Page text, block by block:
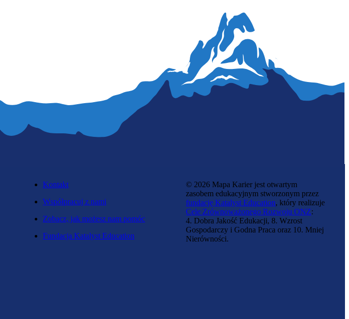
Kontakt
Współpracuj z nami
Zobacz, jak możesz nam pomóc
Fundacja Katalyst Education
© 2026 Mapa Karier jest otwartym
zasobem edukacyjnym stworzonym przez
fundację Katalyst Education, który realizuje
Cele Zrównoważonego Rozwoju ONZ:
4. Dobra Jakość Edukacji, 8. Wzrost
Gospodarczy i Godna Praca oraz 10. Mniej
Nierówności.